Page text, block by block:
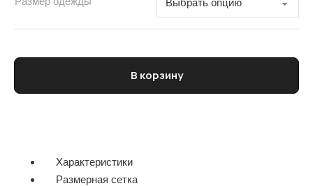
Количество товара Поло трикотажное мужское BARENA
В корзину
Характеристики
Размерная сетка